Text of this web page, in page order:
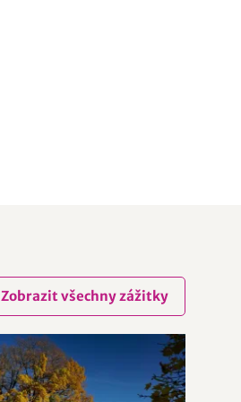
Zobrazit všechny zážitky